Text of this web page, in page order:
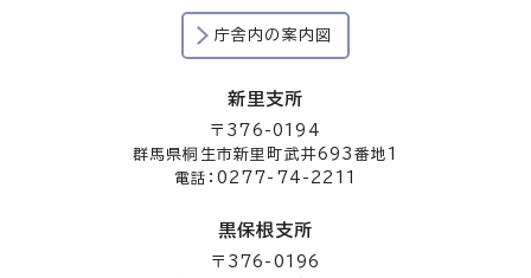
庁舎内の案内図
新里支所
〒376-0194
群馬県桐生市新里町武井693番地1
電話：0277-74-2211
黒保根支所
〒376-0196